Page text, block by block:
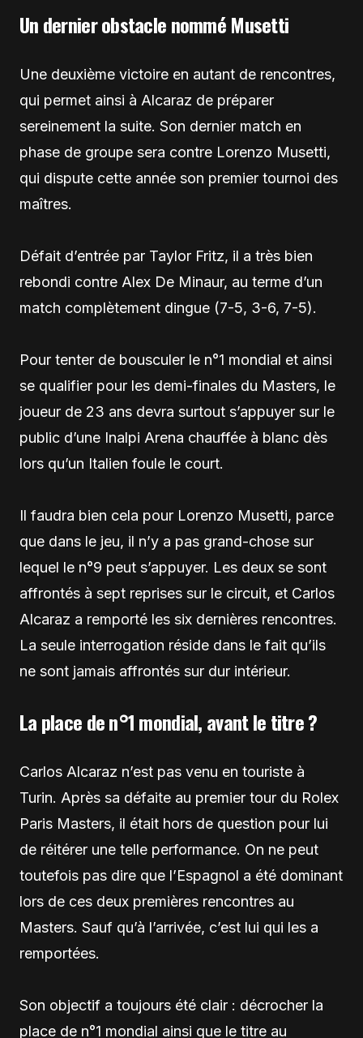
Un dernier obstacle nommé Musetti
Une deuxième victoire en autant de rencontres,
qui permet ainsi à Alcaraz de préparer
sereinement la suite. Son dernier match en
phase de groupe sera contre Lorenzo Musetti,
qui dispute cette année son premier tournoi des
maîtres.
Défait d’entrée par Taylor Fritz, il a très bien
rebondi contre Alex De Minaur, au terme d’un
match complètement dingue (7-5, 3-6, 7-5).
Pour tenter de bousculer le n°1 mondial et ainsi
se qualifier pour les demi-finales du Masters, le
joueur de 23 ans devra surtout s’appuyer sur le
public d’une Inalpi Arena chauffée à blanc dès
lors qu’un Italien foule le court.
Il faudra bien cela pour Lorenzo Musetti, parce
que dans le jeu, il n’y a pas grand-chose sur
lequel le n°9 peut s’appuyer. Les deux se sont
affrontés à sept reprises sur le circuit, et Carlos
Alcaraz a remporté les six dernières rencontres.
La seule interrogation réside dans le fait qu’ils
ne sont jamais affrontés sur dur intérieur.
La place de n°1 mondial, avant le titre ?
Carlos Alcaraz n’est pas venu en touriste à
Turin. Après sa défaite au premier tour du Rolex
Paris Masters, il était hors de question pour lui
de réitérer une telle performance. On ne peut
toutefois pas dire que l’Espagnol a été dominant
lors de ces deux premières rencontres au
Masters. Sauf qu’à l’arrivée, c’est lui qui les a
remportées.
Son objectif a toujours été clair : décrocher la
place de n°1 mondial ainsi que le titre au